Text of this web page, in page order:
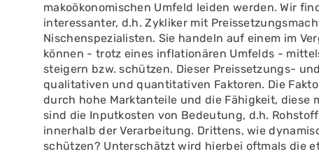
makoökonomischen Umfeld leiden werden. Wir
interessanter, d.h. Zykliker mit
Nischenspezialisten. Sie handeln auf einem im
können - trotz eines inflationären Umfelds -
steigern bzw. schützen. Dieser Preissetzungs-
qualitativen und quantitativen Faktoren. Die
durch hohe Marktanteile und die Fähigkeit,
sind die Inputkosten von Bedeutung, d.h.
innerhalb der Verarbeitung. Drittens, wie
schützen? Unterschätzt wird hierbei oftmals die